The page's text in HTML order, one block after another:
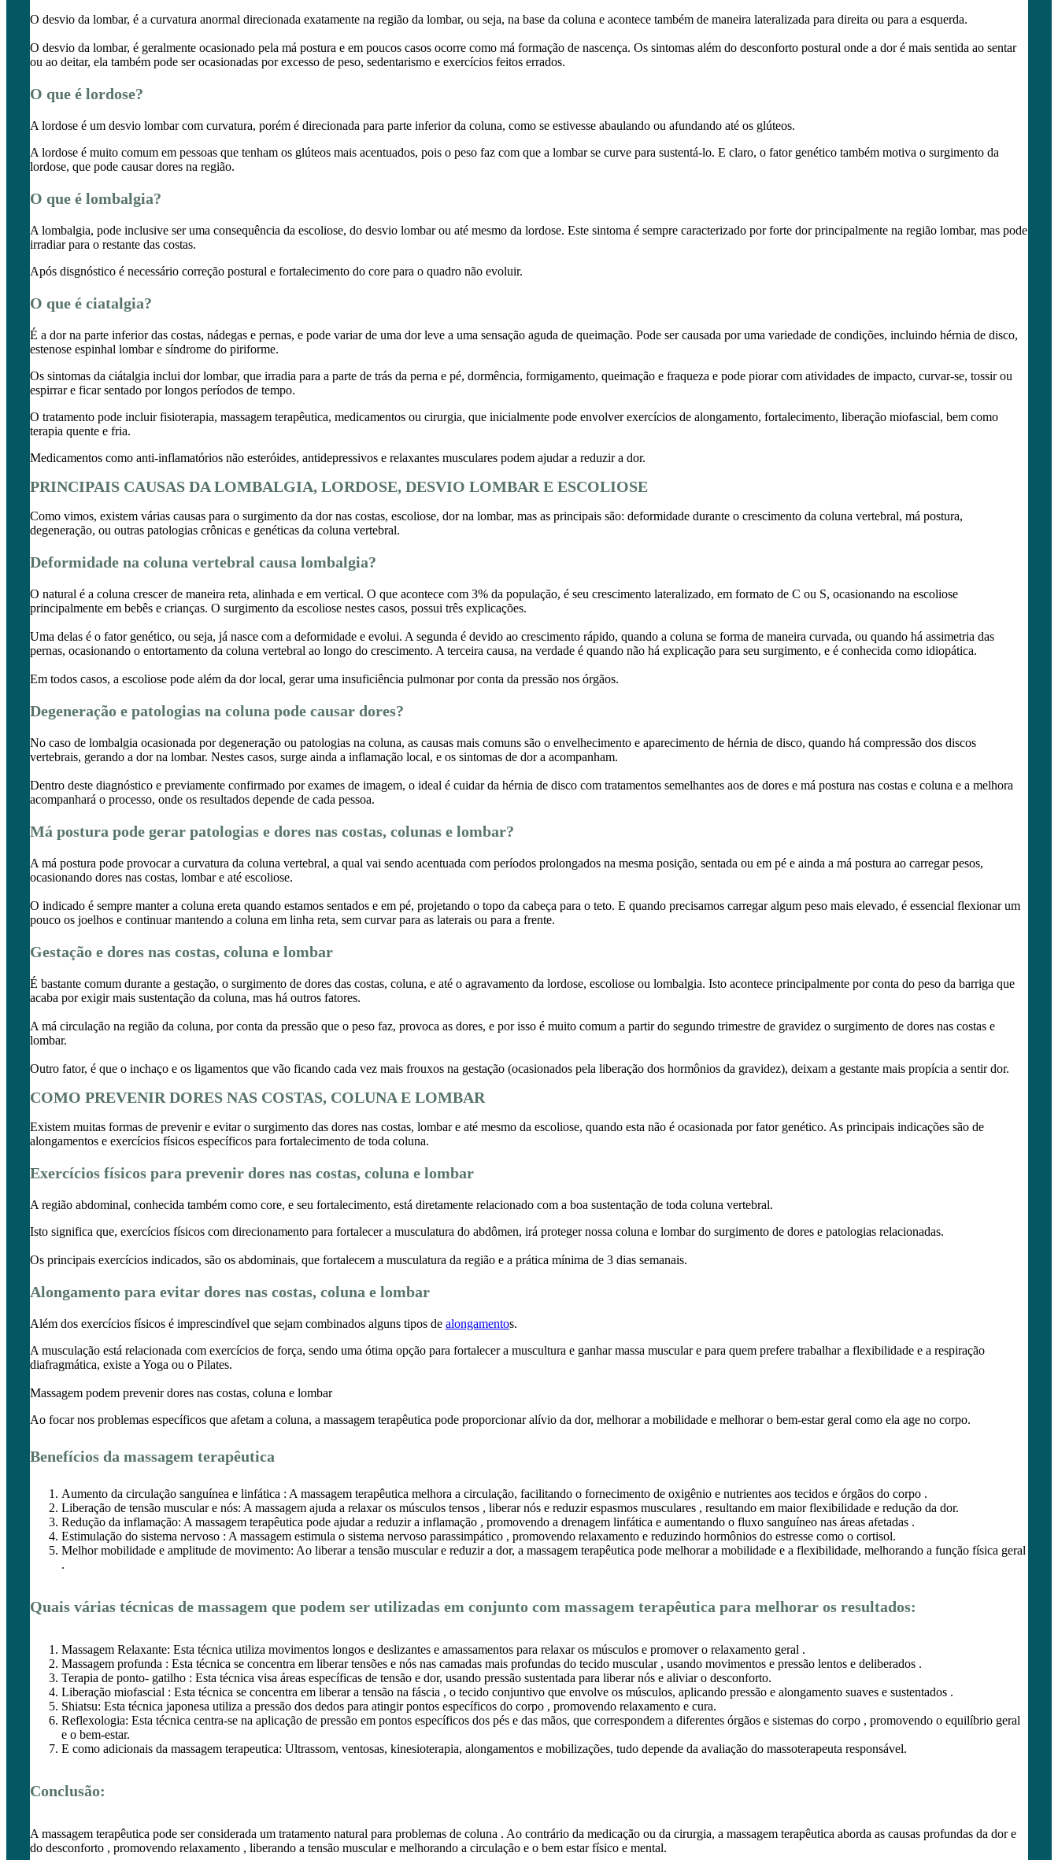
O desvio da lombar, é a curvatura anormal direcionada exatamente na região da lombar, ou seja, na base da coluna e acontece também de maneira lateralizada para direita ou para a esquerda.
O desvio da lombar, é geralmente ocasionado pela má postura e em poucos casos ocorre como má formação de nascença. Os sintomas além do desconforto postural onde a dor é mais sentida ao sentar
ou ao deitar, ela também pode ser ocasionadas por excesso de peso, sedentarismo e exercícios feitos errados.
O que é lordose?
A lordose é um desvio lombar com curvatura, porém é direcionada para parte inferior da coluna, como se estivesse abaulando ou afundando até os glúteos.
A lordose é muito comum em pessoas que tenham os glúteos mais acentuados, pois o peso faz com que a lombar se curve para sustentá-lo. E claro, o fator genético também motiva o surgimento da
lordose, que pode causar dores na região.
O que é lombalgia?
A lombalgia, pode inclusive ser uma consequência da escoliose, do desvio lombar ou até mesmo da lordose. Este sintoma é sempre caracterizado por forte dor principalmente na região lombar, mas pode
irradiar para o restante das costas.
Após disgnóstico é necessário correção postural e fortalecimento do core para o quadro não evoluir.
O que é ciatalgia?
É a dor na parte inferior das costas, nádegas e pernas, e pode variar de uma dor leve a uma sensação aguda de queimação. Pode ser causada por uma variedade de condições, incluindo hérnia de disco,
estenose espinhal lombar e síndrome do piriforme.
Os sintomas da ciátalgia inclui dor lombar, que irradia para a parte de trás da perna e pé, dormência, formigamento, queimação e fraqueza e pode piorar com atividades de impacto, curvar-se, tossir ou
espirrar e ficar sentado por longos períodos de tempo.
O tratamento pode incluir fisioterapia, massagem terapêutica, medicamentos ou cirurgia, que inicialmente pode envolver exercícios de alongamento, fortalecimento, liberação miofascial, bem como
terapia quente e fria.
Medicamentos como anti-inflamatórios não esteróides, antidepressivos e relaxantes musculares podem ajudar a reduzir a dor.
PRINCIPAIS CAUSAS DA LOMBALGIA, LORDOSE, DESVIO LOMBAR E ESCOLIOSE
Como vimos, existem várias causas para o surgimento da dor nas costas, escoliose, dor na lombar, mas as principais são: deformidade durante o crescimento da coluna vertebral, má postura,
degeneração, ou outras patologias crônicas e genéticas da coluna vertebral.
Deformidade na coluna vertebral causa lombalgia?
O natural é a coluna crescer de maneira reta, alinhada e em vertical. O que acontece com 3% da população, é seu crescimento lateralizado, em formato de C ou S, ocasionando na escoliose
principalmente em bebês e crianças. O surgimento da escoliose nestes casos, possui três explicações.
Uma delas é o fator genético, ou seja, já nasce com a deformidade e evolui. A segunda é devido ao crescimento rápido, quando a coluna se forma de maneira curvada, ou quando há assimetria das
pernas, ocasionando o entortamento da coluna vertebral ao longo do crescimento. A terceira causa, na verdade é quando não há explicação para seu surgimento, e é conhecida como idiopática.
Em todos casos, a escoliose pode além da dor local, gerar uma insuficiência pulmonar por conta da pressão nos órgãos.
Degeneração e patologias na coluna pode causar dores?
No caso de lombalgia ocasionada por degeneração ou patologias na coluna, as causas mais comuns são o envelhecimento e aparecimento de hérnia de disco, quando há compressão dos discos
vertebrais, gerando a dor na lombar. Nestes casos, surge ainda a inflamação local, e os sintomas de dor a acompanham.
Dentro deste diagnóstico e previamente confirmado por exames de imagem, o ideal é cuidar da hérnia de disco com tratamentos semelhantes aos de dores e má postura nas costas e coluna e a melhora
acompanhará o processo, onde os resultados depende de cada pessoa.
Má postura pode gerar patologias e dores nas costas, colunas e lombar?
A má postura pode provocar a curvatura da coluna vertebral, a qual vai sendo acentuada com períodos prolongados na mesma posição, sentada ou em pé e ainda a má postura ao carregar pesos,
ocasionando dores nas costas, lombar e até escoliose.
O indicado é sempre manter a coluna ereta quando estamos sentados e em pé, projetando o topo da cabeça para o teto. E quando precisamos carregar algum peso mais elevado, é essencial flexionar um
pouco os joelhos e continuar mantendo a coluna em linha reta, sem curvar para as laterais ou para a frente.
Gestação e dores nas costas, coluna e lombar
É bastante comum durante a gestação, o surgimento de dores das costas, coluna, e até o agravamento da lordose, escoliose ou lombalgia. Isto acontece principalmente por conta do peso da barriga que
acaba por exigir mais sustentação da coluna, mas há outros fatores.
A má circulação na região da coluna, por conta da pressão que o peso faz, provoca as dores, e por isso é muito comum a partir do segundo trimestre de gravidez o surgimento de dores nas costas e
lombar.
Outro fator, é que o inchaço e os ligamentos que vão ficando cada vez mais frouxos na gestação (ocasionados pela liberação dos hormônios da gravidez), deixam a gestante mais propícia a sentir dor.
COMO PREVENIR DORES NAS COSTAS, COLUNA E LOMBAR
Existem muitas formas de prevenir e evitar o surgimento das dores nas costas, lombar e até mesmo da escoliose, quando esta não é ocasionada por fator genético. As principais indicações são de
alongamentos e exercícios físicos específicos para fortalecimento de toda coluna.
Exercícios físicos para prevenir dores nas costas, coluna e lombar
A região abdominal, conhecida também como core, e seu fortalecimento, está diretamente relacionado com a boa sustentação de toda coluna vertebral.
Isto significa que, exercícios físicos com direcionamento para fortalecer a musculatura do abdômen, irá proteger nossa coluna e lombar do surgimento de dores e patologias relacionadas.
Os principais exercícios indicados, são os abdominais, que fortalecem a musculatura da região e a prática mínima de 3 dias semanais.
Alongamento para evitar dores nas costas, coluna e lombar
Além dos exercícios físicos é imprescindível que sejam combinados alguns tipos de alongamentos.
A musculação está relacionada com exercícios de força, sendo uma ótima opção para fortalecer a muscultura e ganhar massa muscular e para quem prefere trabalhar a flexibilidade e a respiração
diafragmática, existe a Yoga ou o Pilates.
Massagem podem prevenir dores nas costas, coluna e lombar
Ao focar nos problemas específicos que afetam a coluna, a massagem terapêutica pode proporcionar alívio da dor, melhorar a mobilidade e melhorar o bem-estar geral como ela age no corpo.
Benefícios da massagem terapêutica
Aumento da circulação sanguínea e linfática : A massagem terapêutica melhora a circulação, facilitando o fornecimento de oxigênio e nutrientes aos tecidos e órgãos do corpo .
Liberação de tensão muscular e nós: A massagem ajuda a relaxar os músculos tensos , liberar nós e reduzir espasmos musculares , resultando em maior flexibilidade e redução da dor.
Redução da inflamação: A massagem terapêutica pode ajudar a reduzir a inflamação , promovendo a drenagem linfática e aumentando o fluxo sanguíneo nas áreas afetadas .
Estimulação do sistema nervoso : A massagem estimula o sistema nervoso parassimpático , promovendo relaxamento e reduzindo hormônios do estresse como o cortisol.
Melhor mobilidade e amplitude de movimento: Ao liberar a tensão muscular e reduzir a dor, a massagem terapêutica pode melhorar a mobilidade e a flexibilidade, melhorando a função física geral
.
Quais várias técnicas de massagem que podem ser utilizadas em conjunto com massagem terapêutica para melhorar os resultados:
Massagem Relaxante: Esta técnica utiliza movimentos longos e deslizantes e amassamentos para relaxar os músculos e promover o relaxamento geral .
Massagem profunda : Esta técnica se concentra em liberar tensões e nós nas camadas mais profundas do tecido muscular , usando movimentos e pressão lentos e deliberados .
Terapia de ponto- gatilho : Esta técnica visa áreas específicas de tensão e dor, usando pressão sustentada para liberar nós e aliviar o desconforto.
Liberação miofascial : Esta técnica se concentra em liberar a tensão na fáscia , o tecido conjuntivo que envolve os músculos, aplicando pressão e alongamento suaves e sustentados .
Shiatsu: Esta técnica japonesa utiliza a pressão dos dedos para atingir pontos específicos do corpo , promovendo relaxamento e cura.
Reflexologia: Esta técnica centra-se na aplicação de pressão em pontos específicos dos pés e das mãos, que correspondem a diferentes órgãos e sistemas do corpo , promovendo o equilíbrio geral
e o bem-estar.
E como adicionais da massagem terapeutica: Ultrassom, ventosas, kinesioterapia, alongamentos e mobilizações, tudo depende da avaliação do massoterapeuta responsável.
Conclusão:
A massagem terapêutica pode ser considerada um tratamento natural para problemas de coluna . Ao contrário da medicação ou da cirurgia, a massagem terapêutica aborda as causas profundas da dor e
do desconforto , promovendo relaxamento , liberando a tensão muscular e melhorando a circulação e o bem estar físico e mental.